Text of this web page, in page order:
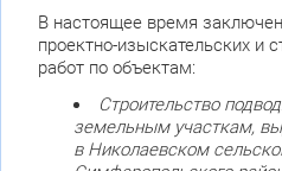
В настоящее время
проектно-изыскательских и
работ по объектам:
Строительство
земельным участкам,
в Николаевском